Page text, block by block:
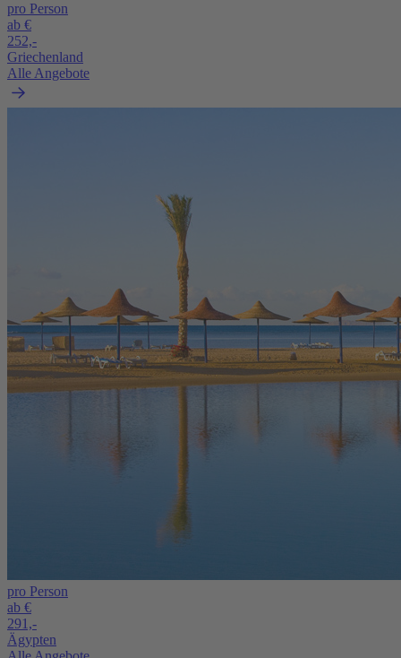
pro Person
ab €
252,-
Griechenland
Alle Angebote
pro Person
ab €
291,-
Ägypten